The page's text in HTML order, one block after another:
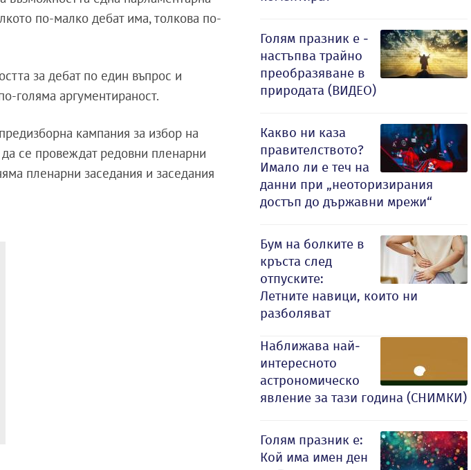
по-малко дебат има, толкова по-
за дебат по един въпрос и
голяма аргументираност.
кампания за избор на
се провеждат редовни пленарни
пленарни заседания и заседания
Голям празник е -
настъпва трайно
преобразяване в
природата (ВИДЕО)
Какво ни каза
правителството?
Имало ли е теч на
данни при „неоторизирания
достъп до държавни мрежи“
Бум на болките в
кръста след
отпуските:
Летните навици, които ни
разболяват
Наближава най-
интересното
астрономическо
явление за тази година (СНИМКИ)
Голям празник е:
Кой има имен ден